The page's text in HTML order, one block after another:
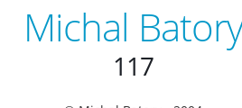
Michal Batory
117